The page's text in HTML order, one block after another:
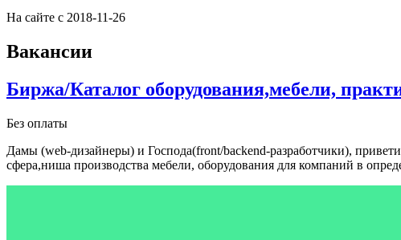
На сайте с 2018-11-26
Вакансии
Биржа/Каталог оборудования,мебели,
Без оплаты
Дамы (web-дизайнеры) и Господа(front/backend-разработчики),
сфера,ниша производства мебели, оборудования для компаний в